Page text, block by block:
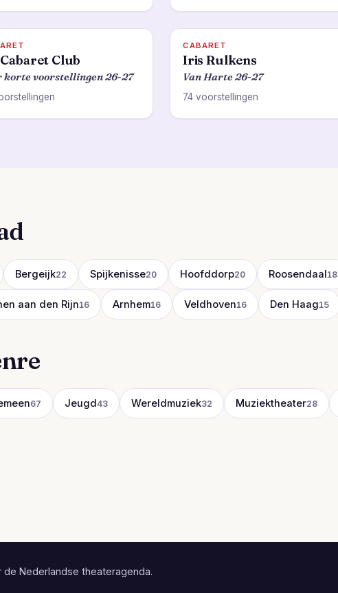
Club
korte voorstellingen 26-27
CABARET
Iris Rulkens
Van Harte 26-27
74 voorstellingen
Bergeijk22 Spijkenisse20 Hoofddorp20 Roosendaal18
aan den Rijn16 Arnhem16 Veldhoven16 Den Haag15
67 Jeugd43 Wereldmuziek32 Muziektheater28
Nederlandse theateragenda.